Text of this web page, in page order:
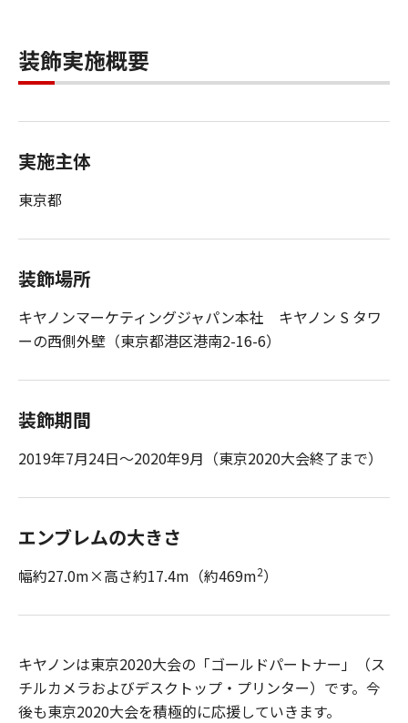
装飾実施概要
実施主体
東京都
装飾場所
キヤノンマーケティングジャパン本社 キヤノン S タワ
ーの西側外壁（東京都港区港南2-16-6）
装飾期間
2019年7月24日～2020年9月（東京2020大会終了まで）
エンブレムの大きさ
幅約27.0m×高さ約17.4m（約469m2）
キヤノンは東京2020大会の「ゴールドパートナー」（ス
チルカメラおよびデスクトップ・プリンター）です。今
後も東京2020大会を積極的に応援していきます。